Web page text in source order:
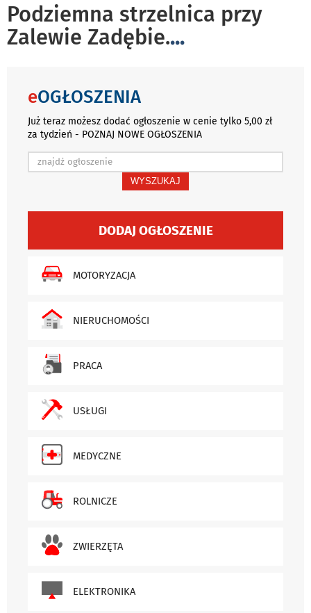
Podziemna strzelnica przy
Zalewie Zadębie....
eOGŁOSZENIA
Już teraz możesz dodać ogłoszenie w cenie tylko 5,00 zł
za tydzień - POZNAJ NOWE OGŁOSZENIA
WYSZUKAJ
DODAJ OGŁOSZENIE
MOTORYZACJA
NIERUCHOMOŚCI
PRACA
USŁUGI
MEDYCZNE
ROLNICZE
ZWIERZĘTA
ELEKTRONIKA